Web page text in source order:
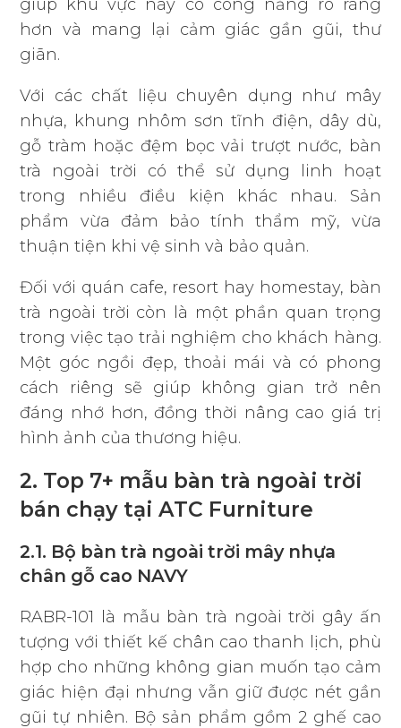
giúp khu vực này có công năng rõ ràng
hơn và mang lại cảm giác gần gũi, thư
giãn.
Với các chất liệu chuyên dụng như mây
nhựa, khung nhôm sơn tĩnh điện, dây dù,
gỗ tràm hoặc đệm bọc vải trượt nước, bàn
trà ngoài trời có thể sử dụng linh hoạt
trong nhiều điều kiện khác nhau. Sản
phẩm vừa đảm bảo tính thẩm mỹ, vừa
thuận tiện khi vệ sinh và bảo quản.
Đối với quán cafe, resort hay homestay, bàn
trà ngoài trời còn là một phần quan trọng
trong việc tạo trải nghiệm cho khách hàng.
Một góc ngồi đẹp, thoải mái và có phong
cách riêng sẽ giúp không gian trở nên
đáng nhớ hơn, đồng thời nâng cao giá trị
hình ảnh của thương hiệu.
2. Top 7+ mẫu bàn trà ngoài trời
bán chạy tại ATC Furniture
2.1. Bộ bàn trà ngoài trời mây nhựa
chân gỗ cao NAVY
RABR-101 là mẫu bàn trà ngoài trời gây ấn
tượng với thiết kế chân cao thanh lịch, phù
hợp cho những không gian muốn tạo cảm
giác hiện đại nhưng vẫn giữ được nét gần
gũi tự nhiên. Bộ sản phẩm gồm 2 ghế cao